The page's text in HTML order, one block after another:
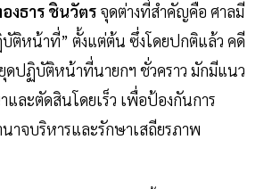
งธาร ชินวัตร จุดต่างที่สำคัญคือ ศาลมี
ติหน้าที่” ตั้งแต่ต้น ซึ่งโดยปกติแล้ว คดี
ดปฏิบัติหน้าที่นายกฯ ชั่วคราว มักมีแนว
ละตัดสินโดยเร็ว เพื่อป้องกันการ
าจบริหารและรักษาเสถียรภาพ